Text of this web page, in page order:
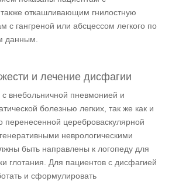
откашливающим гнилостную
с гангреной или абсцессом легкого по
данным.
и лечение дисфагии
внебольничной пневмонией и
болезнью легких, так же как и
перенесенной цереброваскулярной
неврологическими
быть направлены к логопеду для
глотания. Для пациентов с дисфагией
и сформулировать